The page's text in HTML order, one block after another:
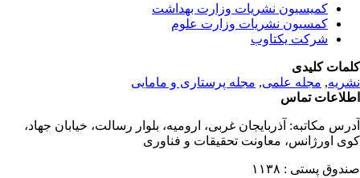
کمیسیون نشریات وزارت بهداشت
کمسیون نشریات وزارت علوم
شرکت یکتاوب
کلیدی
,مجله علمی, مجله پرستاری و مامایی
تماس
مکاتبه:آذربایجان غربی، ارومیه، بلوار رسالت، خیابان جهاد،
اورژانس، معاونت تحقیقات و فناوری
پستی : ۱۱۳۸